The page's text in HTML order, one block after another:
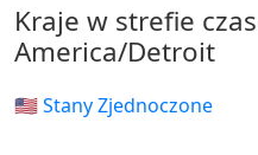
Kraje w strefie
America/Detroit
🇺🇸 Stany Zjednoczone